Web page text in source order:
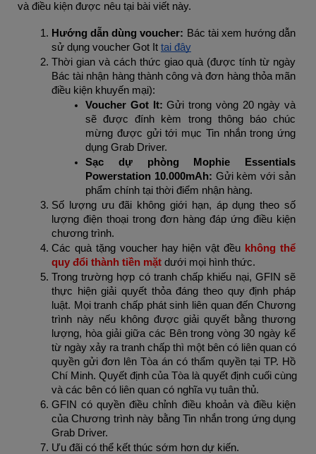
và điều kiện được nêu tại bài viết này.
Hướng dẫn dùng voucher: Bác tài xem hướng dẫn
sử dụng voucher Got It tại đây
Thời gian và cách thức giao quà (được tính từ ngày
Bác tài nhận hàng thành công và đơn hàng thỏa mãn
điều kiện khuyến mại):
Voucher Got It: Gửi trong vòng 20 ngày và
sẽ được đính kèm trong thông báo chúc
mừng được gửi tới mục Tin nhắn trong ứng
dụng Grab Driver.
Sạc dự phòng Mophie Essentials
Powerstation 10.000mAh: Gửi kèm với sản
phẩm chính tại thời điểm nhận hàng.
Số lượng ưu đãi không giới hạn, áp dụng theo số
lượng điện thoại trong đơn hàng đáp ứng điều kiện
chương trình.
Các quà tặng voucher hay hiện vật đều không thể
quy đổi thành tiền mặt dưới mọi hình thức.
Trong trường hợp có tranh chấp khiếu nại, GFIN sẽ
thực hiện giải quyết thỏa đáng theo quy định pháp
luật. Mọi tranh chấp phát sinh liên quan đến Chương
trình này nếu không được giải quyết bằng thương
lượng, hòa giải giữa các Bên trong vòng 30 ngày kể
từ ngày xảy ra tranh chấp thì một bên có liên quan có
quyền gửi đơn lên Tòa án có thẩm quyền tại TP. Hồ
Chí Minh. Quyết định của Tòa là quyết định cuối cùng
và các bên có liên quan có nghĩa vụ tuân thủ.
GFIN có quyền điều chỉnh điều khoản và điều kiện
của Chương trình này bằng Tin nhắn trong ứng dụng
Grab Driver.
Ưu đãi có thể kết thúc sớm hơn dự kiến.